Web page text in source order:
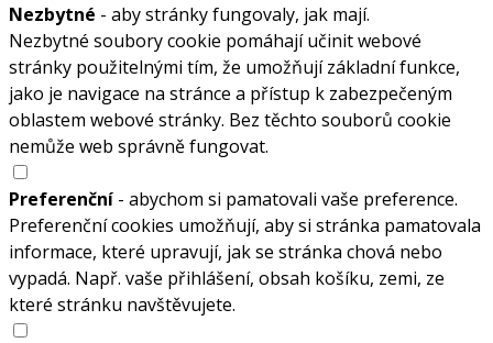
Nezbytné - aby stránky fungovaly, jak mají.
Nezbytné soubory cookie pomáhají učinit webové
stránky použitelnými tím, že umožňují základní funkce,
jako je navigace na stránce a přístup k zabezpečeným
oblastem webové stránky. Bez těchto souborů cookie
nemůže web správně fungovat.
Preferenční - abychom si pamatovali vaše preference.
Preferenční cookies umožňují, aby si stránka pamatovala
informace, které upravují, jak se stránka chová nebo
vypadá. Např. vaše přihlášení, obsah košíku, zemi, ze
které stránku navštěvujete.